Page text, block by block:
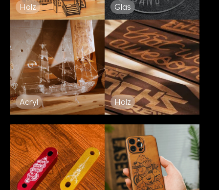
Holz Glas
Acryl Holz